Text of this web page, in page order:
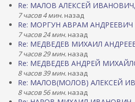
Re: МАЛОВ АЛЕКСЕЙ
7 часов 4 мин. назад
Re: МОРГУН АВРАМ АНДРЕЕВИЧ
7 часов 24 мин. назад
Re: МЕДВЕДЕВ МИХАИЛ
7 часов 29 мин. назад
Re: МЕДВЕДЕВ АНДРЕЙ
8 часов 39 мин. назад
Re: МАЛОВ(МОЛОВ) АЛЕКСЕЙ
8 часов 56 мин. назад